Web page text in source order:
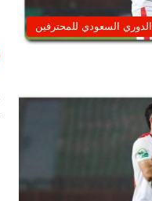
الدوري السعودي للمحترفين